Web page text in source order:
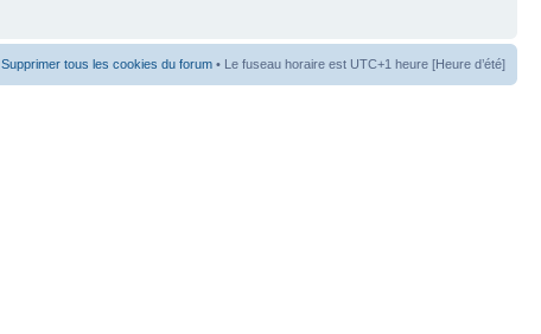
Supprimer tous les cookies du forum • Le fuseau horaire est UTC+1 heure [Heure d’été]